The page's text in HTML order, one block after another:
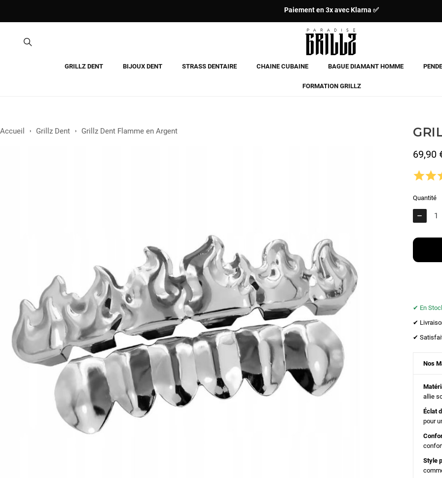
Paiement en 3x avec Klarna ✅
GRILLZ DENT BIJOUX DENT STRASS DENTAIRE CHAINE CUBAINE BAGUE DIAMANT HOMME
FORMATION GRILLZ
Accueil Grillz Dent Grillz Dent Flamme en Argent
69,90
Quantité
✔︎ En
✔︎
✔︎
Nos
allie
Éclat
pour
Style